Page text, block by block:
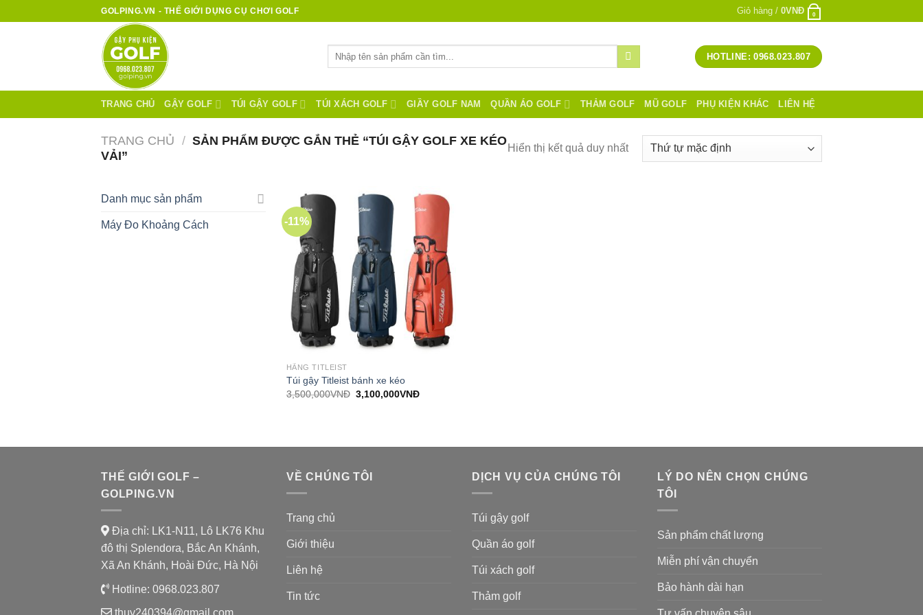
qua
GOLPING.VN - THẾ GIỚI DỤNG CỤ CHƠI GOLF Giỏ hàng / 0VNĐ 0
kiếm:
HOTLINE: 0968.023.807
TRANG CHỦ GẬY GOLF TÚI GẬY GOLF TÚI XÁCH GOLF GIẦY GOLF NAM QUẦN ÁO GOLF THẢM GOLF MŨ GOLF PHỤ KIỆN KHÁC LIÊN HỆ
TRANG CHỦ / SẢN PHẨM ĐƯỢC GẮN THẺ “TÚI GẬY GOLF XE KÉO
VẢI”
Hiển thị kết quả duy nhất
Danh mục sản phẩm
Máy Đo Khoảng Cách -11%
HÃNG TITLEIST
Túi gậy Titleist bánh xe kéo
3,500,000VNĐ Giá
3,100,000VNĐGiá
THẾ GIỚI GOLF –
GOLPING.VN
Địa chỉ: LK1-N11, Lô LK76 Khu
đô thị Splendora, Bắc An Khánh,
Xã An Khánh, Hoài Đức, Hà Nội
Hotline: 0968.023.807
VỀ CHÚNG TÔI
Trang chủ
Giới thiệu
Liên hệ
Tin tức
DỊCH VỤ CỦA CHÚNG TÔI
Túi gậy golf
Quần áo golf
Túi xách golf
Thảm golf
LÝ DO NÊN CHỌN CHÚNG
TÔI
Sản phẩm chất lượng
Miễn phí vận chuyển
Bảo hành dài hạn